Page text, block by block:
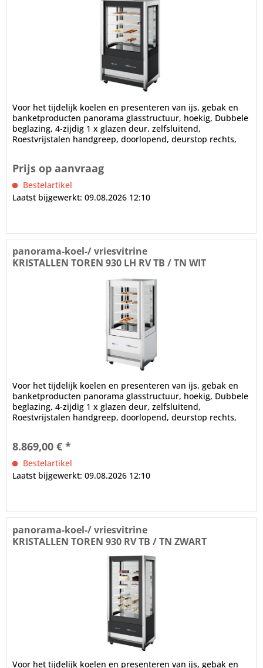
Voor het tijdelijk koelen en presenteren van ijs, gebak en
banketproducten panorama glasstructuur, hoekig, Dubbele
beglazing, 4-zijdig 1 x glazen deur, zelfsluitend,
Roestvrijstalen handgreep, doorlopend, deurstop rechts,
Prijs op aanvraag
Bestelartikel
Laatst bijgewerkt: 09.08.2026 12:10
panorama-koel-/ vriesvitrine
KRISTALLEN TOREN 930 LH RV TB / TN WIT
Voor het tijdelijk koelen en presenteren van ijs, gebak en
banketproducten panorama glasstructuur, hoekig, Dubbele
beglazing, 4-zijdig 1 x glazen deur, zelfsluitend,
Roestvrijstalen handgreep, doorlopend, deurstop rechts,
8.869,00 € *
Bestelartikel
Laatst bijgewerkt: 09.08.2026 12:10
panorama-koel-/ vriesvitrine
KRISTALLEN TOREN 930 RV TB / TN ZWART
Voor het tijdelijk koelen en presenteren van ijs, gebak en